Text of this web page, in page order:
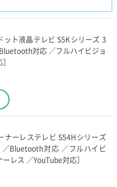
ット液晶テレビ S5Kシリーズ 3
対応 ／フルハイビジョ
ナーレステレビ S54Hシリーズ
／Bluetooth対応 ／フルハイビ
レス ／YouTube対応］